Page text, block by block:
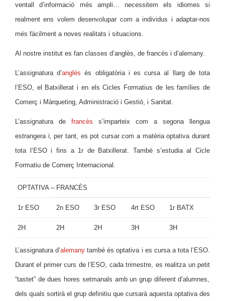
ventall d’informació més ampli… necessitem els idiomes si
realment ens volem desenvolupar com a individus i adaptar-nos
més fàcilment a noves realitats i situacions.
Al nostre institut es fan classes d’anglès, de francès i d’alemany.
L’assignatura d’anglès és obligatòria i es cursa al llarg de tota
l’ESO, el Batxillerat i en els Cicles Formatius de les famílies de
Comerç i Màrqueting, Administració i Gestió, i Sanitat.
L’assignatura de francès s’imparteix com a segona llengua
estrangera i, per tant, es pot cursar com a matèria optativa durant
tota l’ESO i fins a 1r de Batxillerat. També s’estudia al Cicle
Formatiu de Comerç Internacional.
OPTATIVA – FRANCÈS
1r ESO 2n ESO 3r ESO 4rt ESO 1r BATX
2H 2H 2H 3H 3H
L’assignatura d’alemany també és optativa i es cursa a tota l’ESO.
Durant el primer curs de l’ESO, cada trimestre, es realitza un petit
“tastet” de dues hores setmanals amb un grup diferent d’alumnes,
dels quals sortirà el grup definitiu que cursarà aquesta optativa des